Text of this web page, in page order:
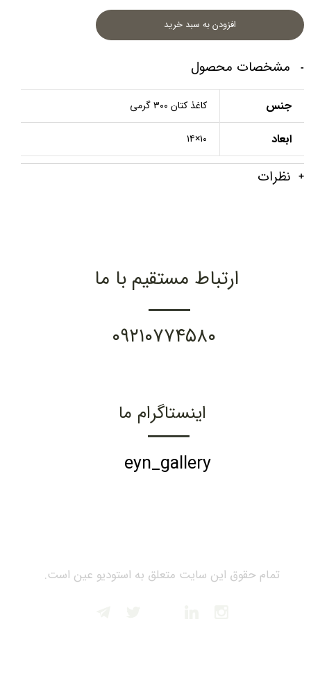
افزودن به سبد خرید
مشخصات محصول
جنس کاغذ کتان ۳۰۰ گرمی
ابعاد ۱۰×۱۴
نظرات
تمام حقوق این سایت متعلق به استودیو عین است.
ارتباط مستقیم با ما
۰۹۲۱۰۷۷۴۵۸۰
اینستاگرام ما
eyn_gallery